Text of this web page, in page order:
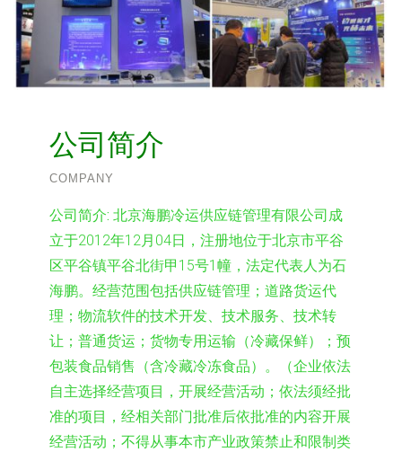
公司简介
COMPANY
公司简介: 北京海鹏冷运供应链管理有限公司成
立于2012年12月04日，注册地位于北京市平谷
区平谷镇平谷北街甲15号1幢，法定代表人为石
海鹏。经营范围包括供应链管理；道路货运代
理；物流软件的技术开发、技术服务、技术转
让；普通货运；货物专用运输（冷藏保鲜）；预
包装食品销售（含冷藏冷冻食品）。（企业依法
自主选择经营项目，开展经营活动；依法须经批
准的项目，经相关部门批准后依批准的内容开展
经营活动；不得从事本市产业政策禁止和限制类